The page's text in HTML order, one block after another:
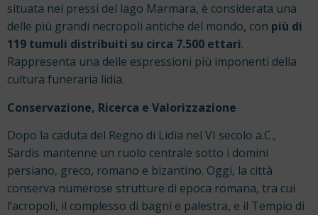
situata nei pressi del lago Marmara, è considerata una
delle più grandi necropoli antiche del mondo, con più di
119 tumuli distribuiti su circa 7.500 ettari.
Rappresenta una delle espressioni più imponenti della
cultura funeraria lidia.
Conservazione, Ricerca e Valorizzazione
Dopo la caduta del Regno di Lidia nel VI secolo a.C.,
Sardis mantenne un ruolo centrale sotto i domini
persiano, greco, romano e bizantino. Oggi, la città
conserva numerose strutture di epoca romana, tra cui
l’acropoli, il complesso di bagni e palestra, e il Tempio di